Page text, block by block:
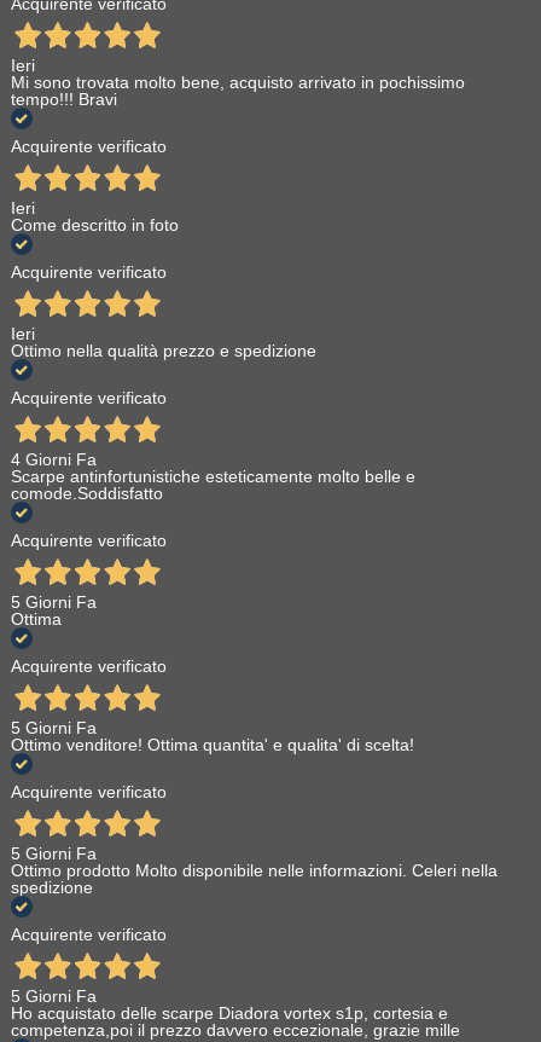
Acquirente verificato
Ieri
Mi sono trovata molto bene, acquisto arrivato in pochissimo
tempo!!! Bravi
Acquirente verificato
Ieri
Come descritto in foto
Acquirente verificato
Ieri
Ottimo nella qualità prezzo e spedizione
Acquirente verificato
4 Giorni Fa
Scarpe antinfortunistiche esteticamente molto belle e
comode.Soddisfatto
Acquirente verificato
5 Giorni Fa
Ottima
Acquirente verificato
5 Giorni Fa
Ottimo venditore! Ottima quantita' e qualita' di scelta!
Acquirente verificato
5 Giorni Fa
Ottimo prodotto Molto disponibile nelle informazioni. Celeri nella
spedizione
Acquirente verificato
5 Giorni Fa
Ho acquistato delle scarpe Diadora vortex s1p, cortesia e
competenza,poi il prezzo davvero eccezionale, grazie mille